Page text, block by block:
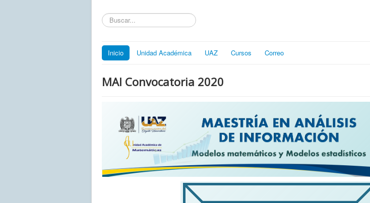
Texto
a
Inicio
Unidad Académica UAZ Cursos Correo
MAI Convocatoria 2020